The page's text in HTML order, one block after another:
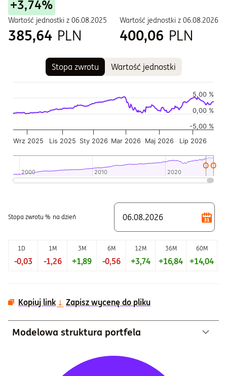
W - Zbywane w ramach PPE i PPI
+3,74%
Wartość jednostki z 06.08.2025
385,64 PLN
Wartość jednostki z 06.08.2026
400,06 PLN
Stopa zwrotu Wartość jednostki
Wykres pokazuje historię wartości jednostki funduszu
Wykres ma 2 osi X wyświetlające Czas, i Czas.
Wykres ma 2 osi Y wyświetlające Wartość jednostki w
Wrz 2025 Lis 2025 Sty 2026 Mar 2026 Maj 2026 Lip 2026
2000
2000 2010
2010 2020
2020
0,00 %
-5,00 %
5,00 %
Stopa zwrotu % na dzień
1D 1M 3M 6M 12M 36M 60M
-0,03 -1,26 +1,89 -0,56 +3,74 +16,84 +14,04
Kopiuj link Zapisz wycenę do pliku
Modelowa struktura portfela